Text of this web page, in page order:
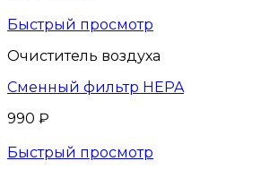
Быстрый просмотр
Очиститель воздуха
Сменный фильтр HEPA
990 ₽
Быстрый просмотр